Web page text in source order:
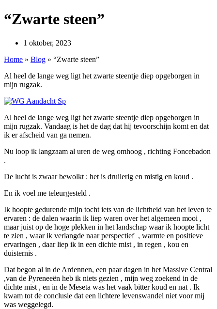
“Zwarte steen”
1 oktober, 2023
Home » Blog » “Zwarte steen”
Al heel de lange weg ligt het zwarte steentje diep opgeborgen in
mijn rugzak.
Al heel de lange weg ligt het zwarte steentje diep opgeborgen in
mijn rugzak. Vandaag is het de dag dat hij tevoorschijn komt en dat
ik er afscheid van ga nemen.
Nu loop ik langzaam al uren de weg omhoog , richting Foncebadon
.
De lucht is zwaar bewolkt : het is druilerig en mistig en koud .
En ik voel me teleurgesteld .
Ik hoopte gedurende mijn tocht iets van de lichtheid van het leven te
ervaren : de dalen waarin ik liep waren over het algemeen mooi ,
maar juist op de hoge plekken in het landschap waar ik hoopte licht
te zien , waar ik verlangde naar perspectief , warmte en positieve
ervaringen , daar liep ik in een dichte mist , in regen , kou en
duisternis .
Dat begon al in de Ardennen, een paar dagen in het Massive Central
,van de Pyreneeën heb ik niets gezien , mijn weg zoekend in de
dichte mist , en in de Meseta was het vaak bitter koud en nat . Ik
kwam tot de conclusie dat een lichtere levenswandel niet voor mij
was weggelegd.